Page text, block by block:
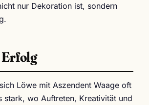
nur Dekoration ist, sondern
Löwe mit Aszendent Waage oft
stark, wo Auftreten, Kreativität und